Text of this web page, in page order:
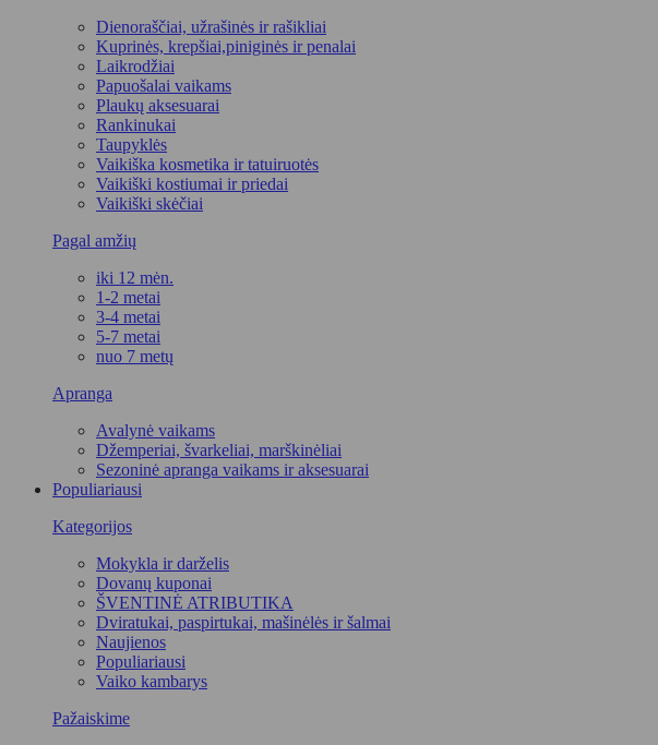
Dienoraščiai, užrašinės ir rašikliai
Kuprinės, krepšiai,piniginės ir penalai
Laikrodžiai
Papuošalai vaikams
Plaukų aksesuarai
Rankinukai
Taupyklės
Vaikiška kosmetika ir tatuiruotės
Vaikiški kostiumai ir priedai
Vaikiški skėčiai
Pagal amžių
iki 12 mėn.
1-2 metai
3-4 metai
5-7 metai
nuo 7 metų
Apranga
Avalynė vaikams
Džemperiai, švarkeliai, marškinėliai
Sezoninė apranga vaikams ir aksesuarai
Populiariausi
Kategorijos
Mokykla ir darželis
Dovanų kuponai
ŠVENTINĖ ATRIBUTIKA
Dviratukai, paspirtukai, mašinėlės ir šalmai
Naujienos
Populiariausi
Vaiko kambarys
Pažaiskime